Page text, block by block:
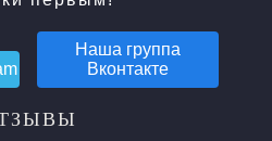
Наша группа
Вконтакте